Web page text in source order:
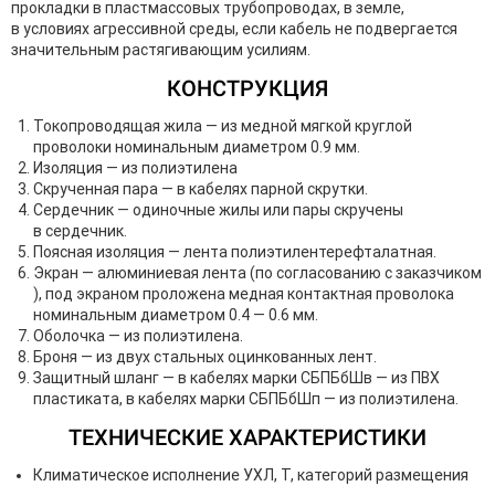
прокладки в пластмассовых трубопроводах, в земле,
в условиях агрессивной среды, если кабель не подвергается
значительным растягивающим усилиям.
КОНСТРУКЦИЯ
Токопроводящая жила — из медной мягкой круглой
проволоки номинальным диаметром 0.9 мм.
Изоляция — из полиэтилена
Скрученная пара — в кабелях парной скрутки.
Сердечник — одиночные жилы или пары скручены
в сердечник.
Поясная изоляция — лента полиэтилентерефталатная.
Экран — алюминиевая лента (по согласованию с заказчиком
), под экраном проложена медная контактная проволока
номинальным диаметром 0.4 — 0.6 мм.
Оболочка — из полиэтилена.
Броня — из двух стальных оцинкованных лент.
Защитный шланг — в кабелях марки СБПБбШв — из ПВХ
пластиката, в кабелях марки СБПБбШп — из полиэтилена.
ТЕХНИЧЕСКИЕ ХАРАКТЕРИСТИКИ
Климатическое исполнение УХЛ, Т, категорий размещения